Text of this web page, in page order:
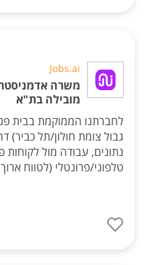
Jobs.ai
משרה
מובילה בת"א
גבול צומת חולון/תל כביר)
נתונים, עבודה מול לקוחות
טלפוני/פרונטלי (לטווח